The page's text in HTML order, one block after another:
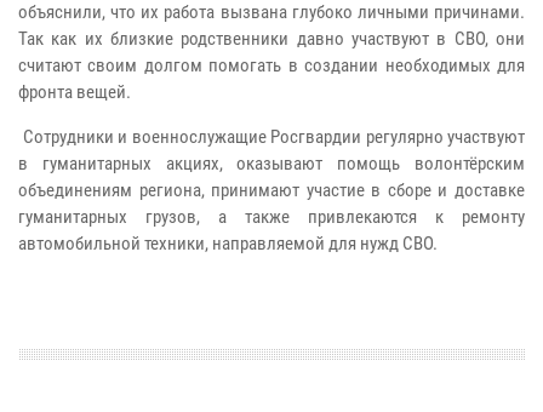
объяснили, что их работа вызвана глубоко личными причинами.
Так как их близкие родственники давно участвуют в СВО, они
считают своим долгом помогать в создании необходимых для
фронта вещей.
Сотрудники и военнослужащие Росгвардии регулярно участвуют
в гуманитарных акциях, оказывают помощь волонтёрским
объединениям региона, принимают участие в сборе и доставке
гуманитарных грузов, а также привлекаются к ремонту
автомобильной техники, направляемой для нужд СВО.